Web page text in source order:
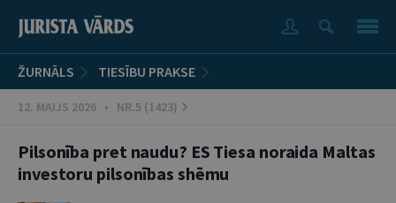
ŽURNĀLS TIESĪBU PRAKSE
12. MAIJS 2026 • NR.5 (1423)
Pilsonība pret naudu? ES Tiesa noraida Maltas
investoru pilsonības shēmu